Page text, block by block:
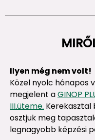
Ilyen még nem volt!
Közel nyolc hónapos
megjelent aGINOP
III.üteme. Kerekasztal
osztjuk meg
legnagyobb képzési